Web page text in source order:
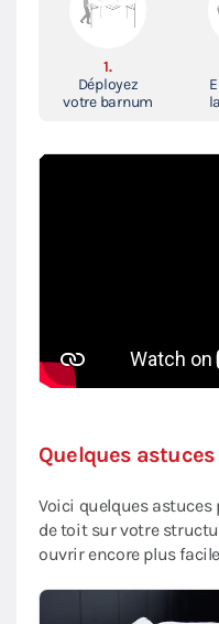
1.
Déployez
votre barnum
Quelques astuces
Voici quelques
de toit sur votre
ouvrir encore plus